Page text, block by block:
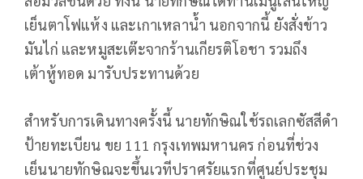
เย็นตาโฟแห้ง และเกาเหลาน้ำ นอกจากนี้ ยังสั่งข้าว
มันไก่ และหมูสะเต๊ะจากร้านเกียรติโอชา รวมถึง
เต้าหู้ทอด มารับประทานด้วย
สำหรับการเดินทางครั้งนี้ นายทักษิณใช้รถเลกซัสสีดำ
ป้ายทะเบียน ขย 111 กรุงเทพมหานคร ก่อนที่ช่วง
เย็นนายทักษิณจะขึ้นเวทีปราศรัยแรกที่ศูนย์ประชุม